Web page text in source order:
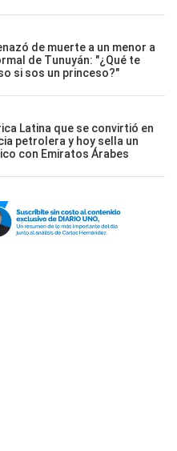
de muerte a un menor a
de Tunuyán: "¿Qué te
si sos un princeso?"
Latina que se convirtió en
petrolera y hoy sella un
con Emiratos Árabes